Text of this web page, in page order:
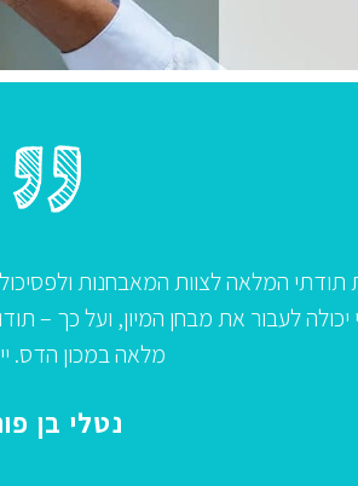
מיון לניהול בבנק וההכנה
דומה, לא לגשת ללא הכנה